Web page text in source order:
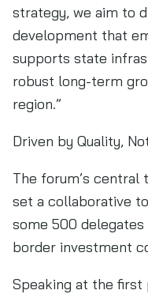
strategy, we aim to
development that
supports state
robust long-term
region.”
Driven by Quality,
The forum’s central
set a collaborative
some 500
border investment
Speaking at the first